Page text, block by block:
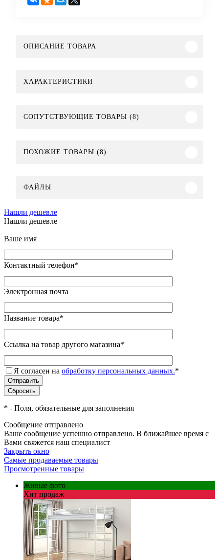
ОПИСАНИЕ ТОВАРА
ХАРАКТЕРИСТИКИ
СОПУТСТВУЮЩИЕ ТОВАРЫ (8)
ПОХОЖИЕ ТОВАРЫ (8)
ФАЙЛЫ
Нашли дешевле
Нашли дешевле
Ваше имя
Контактный телефон*
Электронная почта
Название товара*
Ссылка на товар другого магазина*
Я согласен на обработку персональных данных.*
* - Поля, обязательные для заполнения
Сообщение отправлено
Ваше сообщение успешно отправлено. В ближайшее время с
Вами свяжется наш специалист
Закрыть окно
Самые продаваемые товары
Просмотренные товары
Живые фото
Хит продаж